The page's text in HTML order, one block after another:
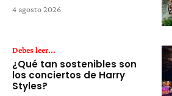
4 agosto 2026
Debes leer...
¿Qué tan sostenibles son
los conciertos de Harry
Styles?